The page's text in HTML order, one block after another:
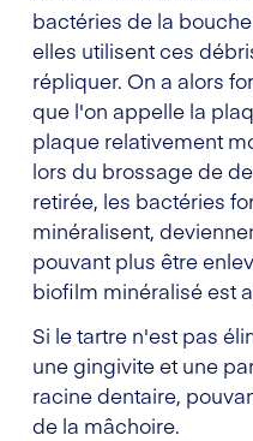
bactéries de la
elles utilisent ces
répliquer. On a alors
que l'on appelle la
plaque relativement
lors du brossage de
retirée, les bactéries
minéralisent,
pouvant plus être
biofilm minéralisé est
Si le tartre n'est pas
une gingivite et une
racine dentaire,
de la mâchoire.